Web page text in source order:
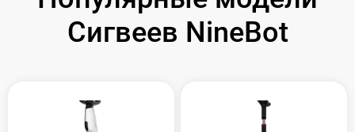
Сигвеев NineBot